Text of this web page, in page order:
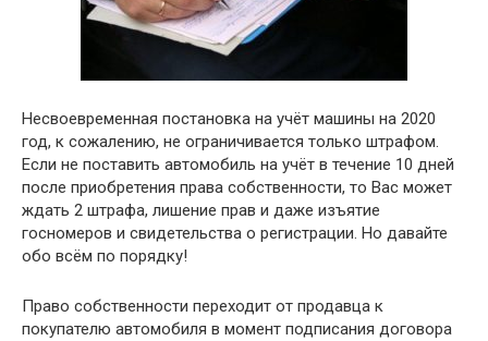
Несвоевременная постановка на учёт машины на 2020
год, к сожалению, не ограничивается только штрафом.
Если не поставить автомобиль на учёт в течение 10 дней
после приобретения права собственности, то Вас может
ждать 2 штрафа, лишение прав и даже изъятие
госномеров и свидетельства о регистрации. Но давайте
обо всём по порядку!
Право собственности переходит от продавца к
покупателю автомобиля в момент подписания договора